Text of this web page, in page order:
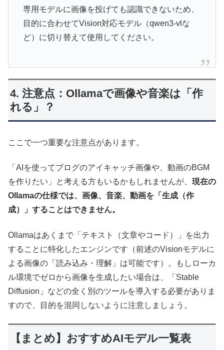
専用モデルに画像を投げても認識できないため、
目的に合わせてVision対応モデル（qwen3-vlな
ど）に切り替えて使用してください。
4. 注意点：Ollamaで画像や音楽は「作
れる」？
ここで一つ重要な注意点があります。
「AIを使ってブログのアイキャッチ画像や、動画のBGM
を作りたい」と考える方もいるかもしれませんが、 現在の
Ollamaの仕様では、画像、音楽、動画を「生成（作
成）」することはできません。
Ollamaはあくまで「テキスト（文章やコード）」を出力
することに特化したエンジンです（前述のVisionモデルに
よる画像の「読み込み・理解」は可能です）。もしローカ
ル環境でゼロから画像を生成したい場合は、「Stable
Diffusion」などの全く別のツールを導入する必要がありま
すので、目的を混同しないように注意しましょう。
【まとめ】おすすめAIモデル一覧表